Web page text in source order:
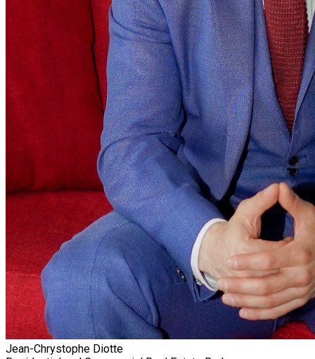
Jean-Chrystophe Diotte